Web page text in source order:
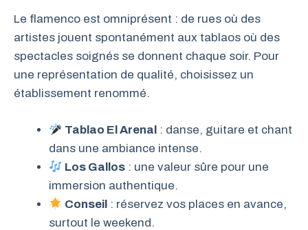
Le flamenco est omniprésent : de rues où des
artistes jouent spontanément aux tablaos où des
spectacles soignés se donnent chaque soir. Pour
une représentation de qualité, choisissez un
établissement renommé.
Tablao El Arenal : danse, guitare et chant
dans une ambiance intense.
Los Gallos : une valeur sûre pour une
immersion authentique.
Conseil : réservez vos places en avance,
surtout le weekend.